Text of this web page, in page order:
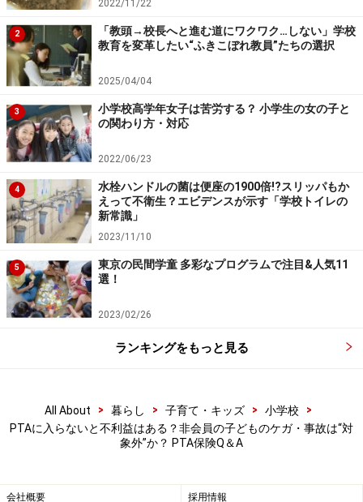
更することも可能です。しかし、保険の約款や規定、補
償内容が複雑なため、検討をせず毎年そのまま継続して
いるPTAが多いのが現状です」（櫻井さん、以下同）
多くのPTAでは、団体傷害保険と賠償責任保険の両方に
加入していますが、そもそも加入は義務なのでしょう
か。
「そもそもPTA保険の加入は義務ではありません。その
ためPTA本部で必要ないと判断した場合は、契約を解約
しても問題ないのです。ただ、PTA活動中に器物損壊な
どにより、法律上の賠償責任を負う可能性はゼロではあ
りません。裁判にまで発展した場合の訴訟費用や弁護士
報酬なども補償に含まれていることが多いため、PTAを
守るためにはPTA賠償責任保険に加入しておくことが、
安心につながると思います」
Q.P連経由でないと、PTA保険に加入できな
いの？
連もあります。八王子市の小・中学校のP連もそのひと
2022/11/22
2
「教頭→校長へと進む道にワクワク…しない」学校
教育を変革したい“ふきこぼれ教員”たちの選択
2025/04/04
3
小学校高学年女子は苦労する？ 小学生の女の子と
の関わり方・対応
2022/06/23
4
水栓ハンドルの菌は便座の1900倍!?スリッパもか
えって不衛生？エビデンスが示す「学校トイレの
新常識」
2023/11/10
5
東京の民間学童 多彩なプログラムで注目&人気11
選！
2023/02/26
ランキングをもっと見る
All About > 暮らし > 子育て・キッズ > 小学校
>
PTAに入らないと不利益はある？非会員の子どものケガ・事故は“対
象外”か？ PTA保険Q＆A
会社概要 採用情報